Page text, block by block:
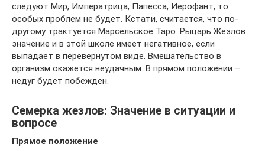
следуют Мир, Императрица, Папесса, Иерофант, то
особых проблем не будет. Кстати, считается, что по-
другому трактуется Марсельское Таро. Рыцарь Жезлов
значение и в этой школе имеет негативное, если
выпадает в перевернутом виде. Вмешательство в
организм окажется неудачным. В прямом положении –
недуг будет побежден.
Семерка жезлов: Значение в ситуации и
вопросе
Прямое положение